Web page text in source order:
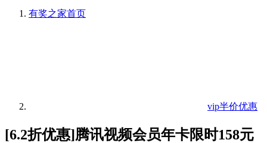
有奖之家首页
vip半价优惠
[6.2折优惠]腾讯视频会员年卡限时158元